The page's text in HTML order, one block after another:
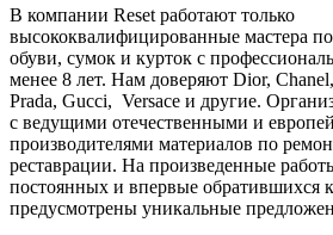
В компании Reset работают только
высококвалифицированные мастера
обуви, сумок и курток с
менее 8 лет. Нам доверяют Dior,
Prada, Gucci, Versace и другие.
с ведущими отечественными и
производителями материалов по
реставрации. На произведенные
постоянных и впервые обратившихся
предусмотрены уникальные